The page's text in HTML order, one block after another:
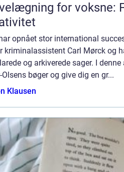
for voksne:
opnået stor international
kriminalassistent Carl Mørck og
og arkiverede sager. I
Olsens bøger og give dig en gr...
Klausen